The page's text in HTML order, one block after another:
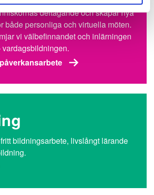
deltagande och skapar nya
både personliga och virtuella möten.
vi välbefinnandet och inlärningen
bildningsarbete, livslångt lärande